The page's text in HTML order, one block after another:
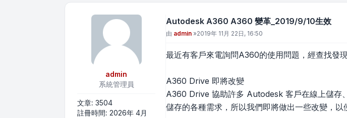
admin
系統管理員
文章: 3504
註冊時間: 2026年 4月
Autodesk A360 A360 變革_2019/9/10生效
文章
由 admin »2019年 11月 22日, 16:50
最近有客戶來電詢問A360的使用問題，經查找發
A360 Drive 即將改變
A360 Drive 協助許多 Autodesk 客戶在線上儲存
儲存的各種需求，所以我們即將做出一些改變，以